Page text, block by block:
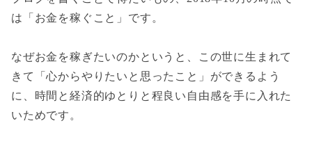
は「お金を稼ぐこと」です。
なぜお金を稼ぎたいのかというと、この世に生まれて
きて「心からやりたいと思ったこと」ができるよう
に、時間と経済的ゆとりと程良い自由感を手に入れた
いためです。